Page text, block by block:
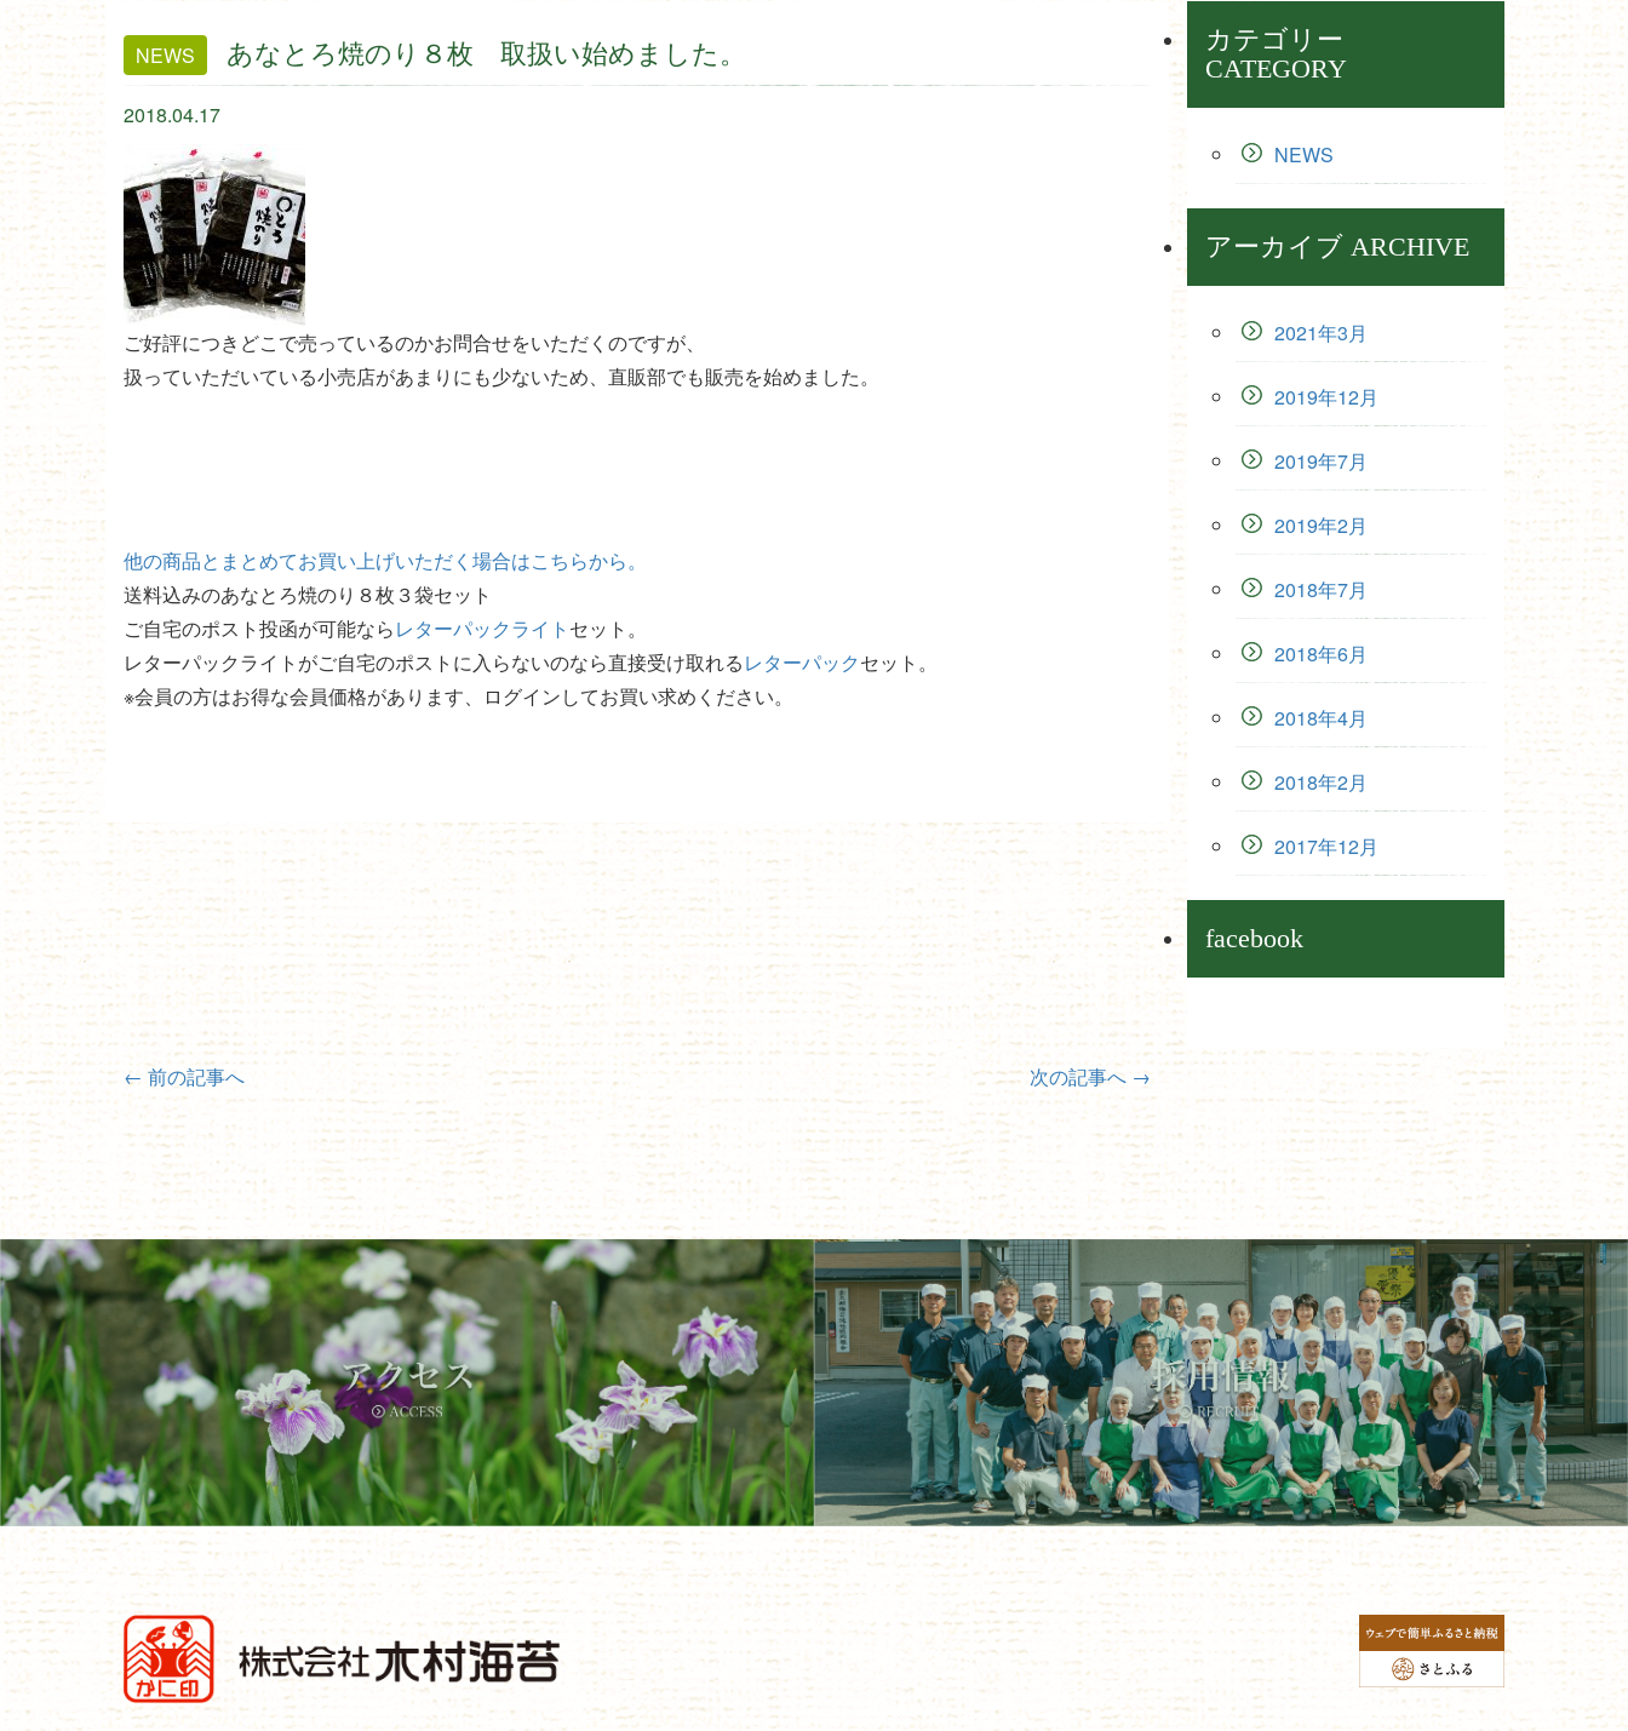
NEWS あなとろ焼のり８枚 取扱い始めました。
2018.04.17
ご好評につきどこで売っているのかお問合せをいただくのですが、
扱っていただいている小売店があまりにも少ないため、直販部でも販売を始めました。
他の商品とまとめてお買い上げいただく場合はこちらから。
送料込みのあなとろ焼のり８枚３袋セット
ご自宅のポスト投函が可能ならレターパックライト セット。
レターパックライトがご自宅のポストに入らないのなら直接受け取れるレターパックセット。
※会員の方はお得な会員価格があります、ログインしてお買い求めください。
カテゴリー
CATEGORY
NEWS
アーカイブ ARCHIVE
2021年3月
2019年12月
2019年7月
2019年2月
2018年7月
2018年6月
2018年4月
2018年2月
2017年12月
facebook
← 前の記事へ 次の記事へ →